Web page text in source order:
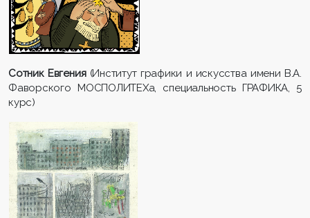
Сотник Евгения(Институт графики и искусства имени В.А.
Фаворского МОСПОЛИТЕХа, специальность ГРАФИКА, 5
курс)